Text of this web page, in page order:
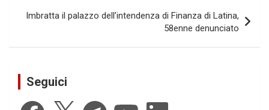
Imbratta il palazzo dell’intendenza di Finanza di Latina,
58enne denunciato
Seguici
Facebook Telegram YouTube LinkedIn